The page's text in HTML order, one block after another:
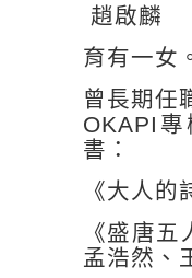
趙啟麟
育有一女
曾長期任
OKAPI
書：
《大人
《盛唐
孟浩然、